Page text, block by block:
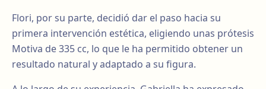
Flori, por su parte, decidió dar el paso hacia su
primera intervención estética, eligiendo unas prótesis
Motiva de 335 cc, lo que le ha permitido obtener un
resultado natural y adaptado a su figura.